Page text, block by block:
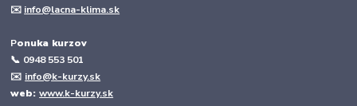
✉️ info@lacna-klima.sk
Ponuka kurzov
📞 0948 553 501
✉️ info@k-kurzy.sk
web:www.k-kurzy.sk